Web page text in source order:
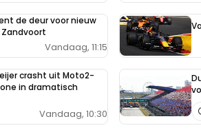
de deur voor nieuw
Vandaag, 11:15
crasht uit Moto2-
in dramatisch
Vandaag, 10:30